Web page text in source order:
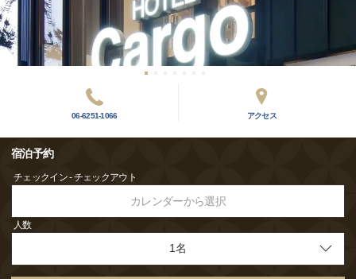
06-6251-1066 アクセス
宿泊予約
チェックイン - チェックアウト
カレンダーから選択
人数